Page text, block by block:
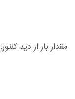
مقدار بار از دید کنتور: